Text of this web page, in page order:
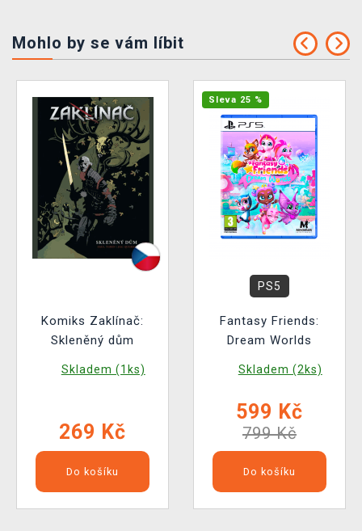
Mohlo by se vám líbit
Komiks Zaklínač:
Skleněný dům
Skladem (1ks)
269 Kč
Do košíku
Sleva 25 %
PS5
Fantasy Friends:
Dream Worlds
Skladem (2ks)
599 Kč
799 Kč
Do košíku